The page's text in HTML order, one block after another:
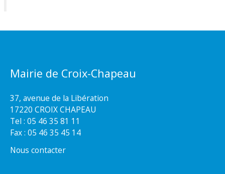
Mairie de Croix-Chapeau
37, avenue de la Libération
17220 CROIX CHAPEAU
Tel : 05 46 35 81 11
Fax : 05 46 35 45 14
Nous contacter